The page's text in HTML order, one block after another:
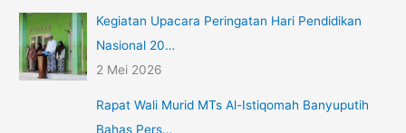
Kegiatan Upacara Peringatan Hari Pendidikan
Nasional 20…
2 Mei 2026
Rapat Wali Murid MTs Al-Istiqomah Banyuputih
Bahas Pers…